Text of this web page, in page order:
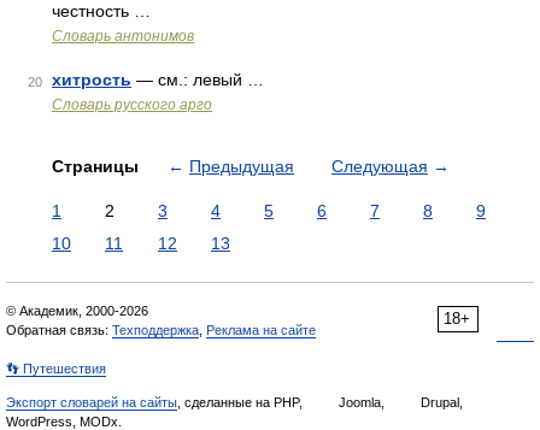
честность …
Словарь антонимов
20 хитрость — см.: левый …
Словарь русского арго
Страницы ← Предыдущая Следующая →
1 2 3 4 5 6 7 8
9
10
11 12 13
18+
© Академик, 2000-2026
Обратная связь: Техподдержка Реклама на сайте
👣 Путешествия
Экспорт словарей на сайты , сделанные на PHP, Joomla,
Drupal,
WordPress, MODx.